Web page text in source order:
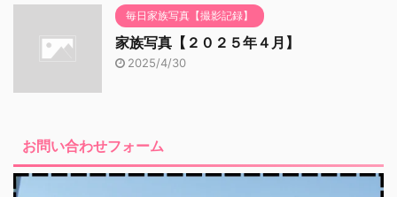
毎日家族写真【撮影記録】
家族写真【２０２５年４月】
2025/4/30
お問い合わせフォーム